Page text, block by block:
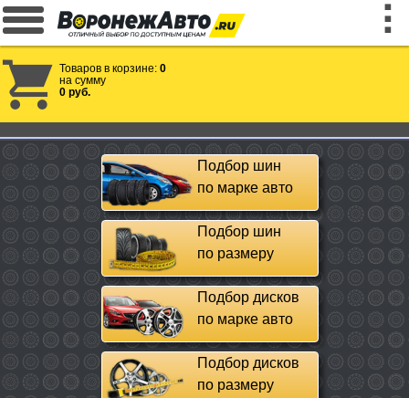
Товаров в корзине: 0
на сумму
0 руб.
Подбор шин
по марке авто
Подбор шин
по размеру
Подбор дисков
по марке авто
Подбор дисков
по размеру